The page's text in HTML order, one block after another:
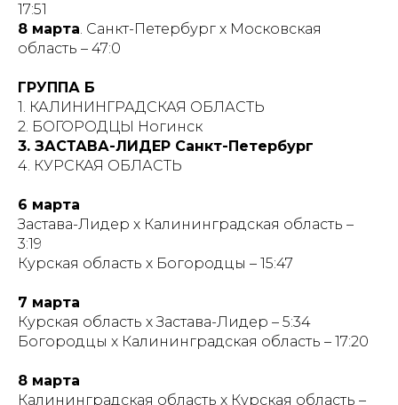
17:51
8 марта. Санкт-Петербург х Московская
область – 47:0
ГРУППА Б
1. КАЛИНИНГРАДСКАЯ ОБЛАСТЬ
2. БОГОРОДЦЫ Ногинск
3. ЗАСТАВА-ЛИДЕР Санкт-Петербург
4. КУРСКАЯ ОБЛАСТЬ
6 марта
Застава-Лидер х Калининградская область –
3:19
Курская область х Богородцы – 15:47
7 марта
Курская область х Застава-Лидер – 5:34
Богородцы х Калининградская область – 17:20
8 марта
Калининградская область х Курская область –